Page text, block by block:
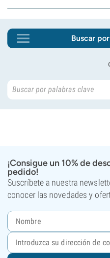
Buscar
¡Consigue un 10% de
pedido!
Suscríbete a nuestra
conocer las novedades y